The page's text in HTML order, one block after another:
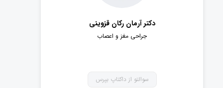
دکتر آرمان رکان قزوینی
جراحی مغز و اعصاب
سوالتو از داکتاپ بپرس